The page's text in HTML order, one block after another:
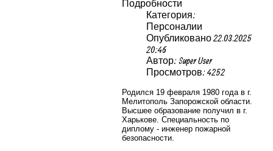
Подробности
Категория:
Персоналии
Опубликовано 22.03.2025
20:46
Автор: Super User
Просмотров: 4252
Родился 19 февраля 1980 года в г.
Мелитополь Запорожской области.
Высшее образование получил в г.
Харькове. Специальность по
диплому - инженер пожарной
безопасности.